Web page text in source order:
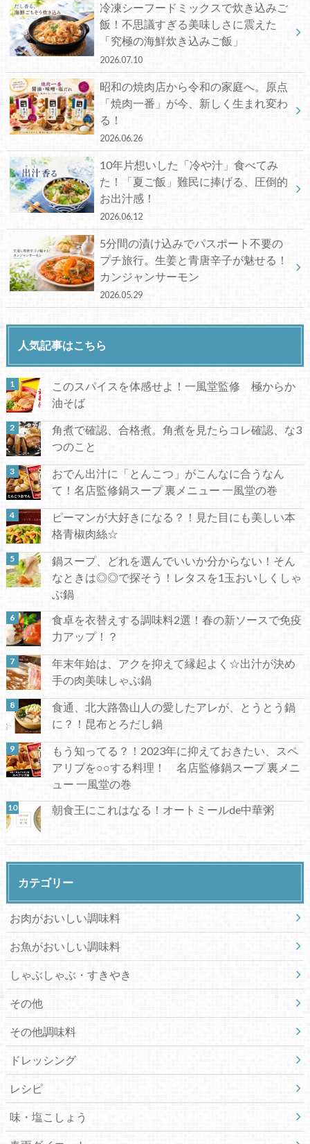
冷凍シーフードミックスで炊き込みご
飯！不思議すぎる美味しさに震えた
「究極の海鮮炊き込みご飯」
2026.07.10
昭和の焼肉店から令和の家庭へ。原点
「焼肉一番」が今、新しく生まれ変わ
る！
2026.06.26
10年片想いした「冷や汁」食べてみ
た！「夏ご飯」難民に捧げる、圧倒的
お出汁感！
2026.06.12
5分間の漬け込みでパスポート不要の
プチ旅行。生姜と青唐辛子が魅せる！
カンジャンサーモン
2026.05.29
人気記事はこちら
このスパイスを体感せよ！一風堂監修 極からか
油そば
角煮で確認、合格煮。角煮を見たらコレ確認、な3
つのこと
おでん出汁に「とんこつ」がこんなに合うなん
て！名店監修鍋スープ 裏メニュー 一風堂の巻
ピーマンが大好きになる？！見た目にも美しい本
格青椒肉絲☆
鍋スープ、どれを選んでいいか分からない！そん
なときは◎◎で探そう！レタスを1玉おいしくしゃ
ぶ鍋
食卓を衣替えする調味料2選！春の新ソースで免疫
力アップ！？
年末年始は、アクを抑えて縁起よく☆出汁が決め
手の肉美味しゃぶ鍋
食通、北大路魯山人の愛したアレが、とうとう鍋
に？！昆布とろだし鍋
もう知ってる？！2023年に抑えておきたい、スペ
アリブを○○する料理！ 名店監修鍋スープ 裏メニ
ュー 一風堂の巻
朝食王にこれはなる！オートミールde中華粥
カテゴリー
お肉がおいしい調味料
お魚がおいしい調味料
しゃぶしゃぶ・すきやき
その他
その他調味料
ドレッシング
レシピ
味・塩こしょう